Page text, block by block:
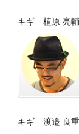
キギ 植原 亮輔
キギ 渡邉 良重